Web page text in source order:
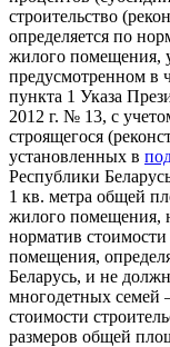
строительство
определяется по
жилого помещения,
предусмотренном в
пункта 1 Указа
2012 г. № 13, с
строящегося
установленных в
Республики
1 кв. метра общей
жилого помещения,
норматив
помещения,
Беларусь, и не
многодетных семей
стоимости
размеров общей